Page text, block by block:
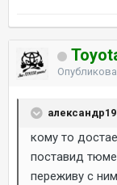
кому то
поставид
переживу с